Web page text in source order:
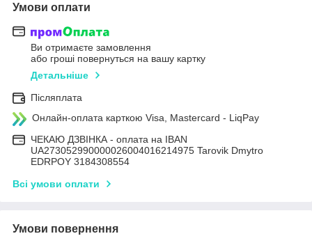
Умови оплати
Ви отримаєте замовлення
або гроші повернуться на вашу картку
Детальніше
Післяплата
Онлайн-оплата карткою Visa, Mastercard - LiqPay
ЧЕКАЮ ДЗВІНКА - оплата на IBAN
UA273052990000026004016214975 Tarovik Dmytro
EDRPOY 3184308554
Всі умови оплати
Умови повернення